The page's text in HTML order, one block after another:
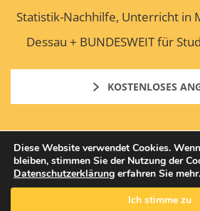
Statistik-Nachhilfe, Unterricht in
Dessau + BUNDESWEIT für
KOSTENLOSES
Copyright © 2026 Mentorium GmbH. All Rights
IMPRESSUM
Diese Website verwendet Cookies.
bleiben, stimmen Sie der Nutzung der
Datenschutzerklärung erfahren Sie mehr.
Ich stimme zu